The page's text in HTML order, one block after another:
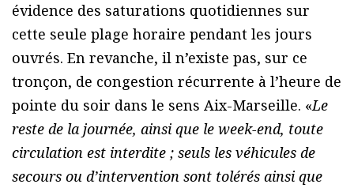
évidence des saturations quotidiennes sur
cette seule plage horaire pendant les jours
ouvrés. En revanche, il n’existe pas, sur ce
tronçon, de congestion récurrente à l’heure de
pointe du soir dans le sens Aix-Marseille. «Le
reste de la journée, ainsi que le week-end, toute
circulation est interdite ; seuls les véhicules de
secours ou d’intervention sont tolérés ainsi que